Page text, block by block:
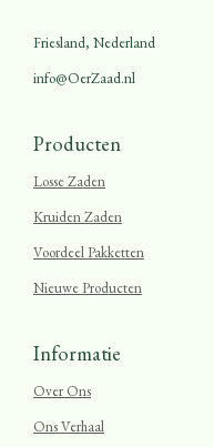
Friesland, Nederland
info@OerZaad.nl
Producten
Losse Zaden
Kruiden Zaden
Voordeel Pakketten
Nieuwe Producten
Informatie
Over Ons
Ons Verhaal